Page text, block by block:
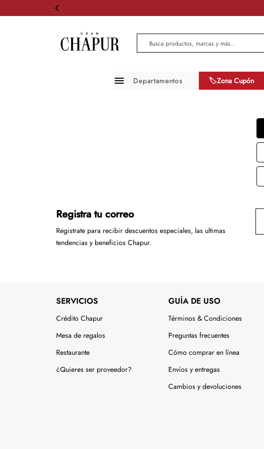
Busca productos, marcas y más...
Departamentos
Tecnología
Juguetería
Deportes
Gourmet
🏷️Zona Cupón
Registra tu correo
Registrate para recibir descuentos especiales, las ultimas
tendencias y beneficios Chapur.
SERVICIOS
Crédito Chapur
Mesa de regalos
Restaurante
¿Quieres ser proveedor?
GUÍA DE USO
Términos & Condiciones
Preguntas frecuentes
Cómo comprar en línea
Envíos y entregas
Cambios y devoluciones